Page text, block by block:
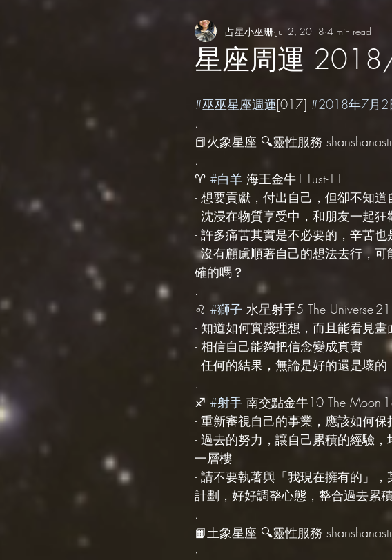
外星訊息 遊走在藝術 四季心境
星座周運
占星小巫珊 Jul 2, 2018 4 min read
#巫巫星座週運[017] #2018年7月2
.
📕火象星座 🔍靈性服務
.
♈️ #白羊 海王金牛1 Lust-11
- 想要貢獻，付出自己，但卻不知
- 沈浸在物質享受中，和朋友一起狂
- 許多痛苦其實是不必要的，辛苦
- 沒有顧慮順著自己的想法去行，
確的嗎？
.
♌️ #獅子 水星射手5 The Universe-21
- 知道如何實踐理想，而且能看見畫
- 相信自己能夠把信念變成真實
- 任何的結果，無論是好的還是壞
.
♐️ #射手 南交點金牛10 The Moon-
- 重新審視自己的事業，應該如何保
- 過去的努力，讓自己累積的經驗
一層樓
- 請不要執著與「我現在擁有的」
計劃，好好調整心態，整合過去累
.
📙土象星座 🔍靈性服務
·